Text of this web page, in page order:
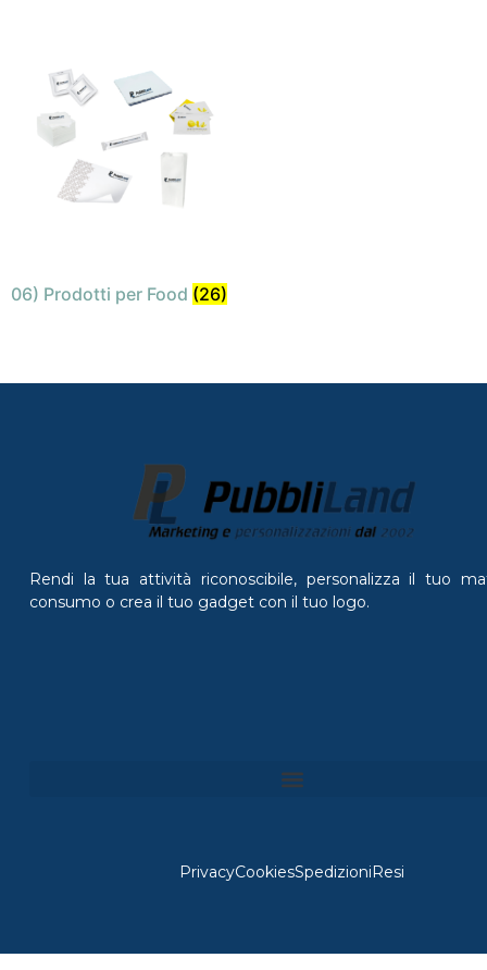
06) Prodotti per Food (26)
Rendi la tua attività riconoscibile, personalizza il tuo
consumo o crea il tuo gadget con il tuo logo.
PrivacyCookiesSpedizioniResi